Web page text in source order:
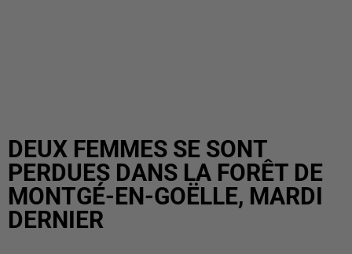
DEUX FEMMES SE SONT
PERDUES DANS LA FORÊT DE
MONTGÉ-EN-GOËLLE, MARDI
DERNIER